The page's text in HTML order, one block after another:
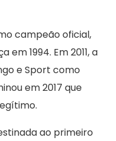
campeão oficial,
1994. Em 2011, a
e Sport como
em 2017 que
ao primeiro